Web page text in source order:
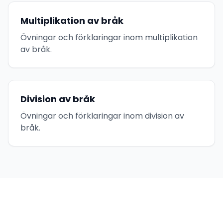
Multiplikation av bråk
Övningar och förklaringar inom multiplikation
av bråk.
Division av bråk
Övningar och förklaringar inom division av
bråk.